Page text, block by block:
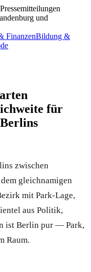
und
FinanzenBildung &
für
zwischen
gleichnamigen
mit Park-Lage,
aus Politik,
ist Berlin pur — Park,
Raum.